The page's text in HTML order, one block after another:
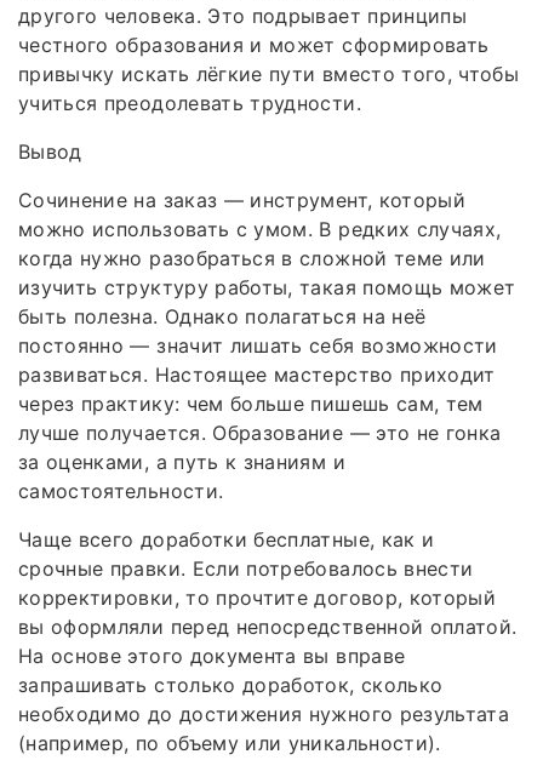
другого человека. Это подрывает принципы
честного образования и может сформировать
привычку искать лёгкие пути вместо того, чтобы
учиться преодолевать трудности.
Вывод
Сочинение на заказ — инструмент, который
можно использовать с умом. В редких случаях,
когда нужно разобраться в сложной теме или
изучить структуру работы, такая помощь может
быть полезна. Однако полагаться на неё
постоянно — значит лишать себя возможности
развиваться. Настоящее мастерство приходит
через практику: чем больше пишешь сам, тем
лучше получается. Образование — это не гонка
за оценками, а путь к знаниям и
самостоятельности.
Чаще всего доработки бесплатные, как и
срочные правки. Если потребовалось внести
корректировки, то прочтите договор, который
вы оформляли перед непосредственной оплатой.
На основе этого документа вы вправе
запрашивать столько доработок, сколько
необходимо до достижения нужного результата
(например, по объему или уникальности).